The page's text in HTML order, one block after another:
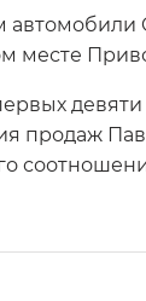
месте
продаж